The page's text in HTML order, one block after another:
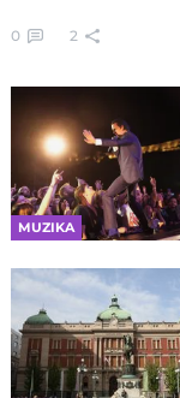
0 2
MUZIKA